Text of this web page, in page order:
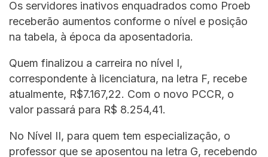
Os servidores inativos enquadrados como Proeb
receberão aumentos conforme o nível e posição
na tabela, à época da aposentadoria.
Quem finalizou a carreira no nível I,
correspondente à licenciatura, na letra F, recebe
atualmente, R$7.167,22. Com o novo PCCR, o
valor passará para R$ 8.254,41.
No Nível II, para quem tem especialização, o
professor que se aposentou na letra G, recebendo